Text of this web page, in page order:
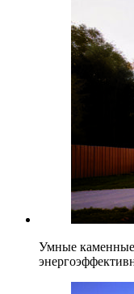
Умные каменные